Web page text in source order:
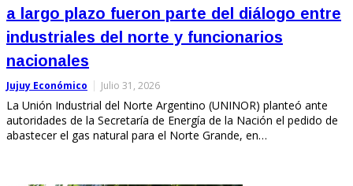
a largo plazo fueron parte del diálogo entre
industriales del norte y funcionarios
nacionales
Jujuy Económico Julio 31, 2026
La Unión Industrial del Norte Argentino (UNINOR) planteó ante
autoridades de la Secretaría de Energía de la Nación el pedido de
abastecer el gas natural para el Norte Grande, en…